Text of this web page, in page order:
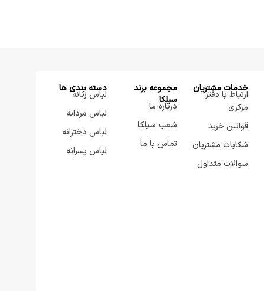
خدمات مشتریان
ارتباط با دفتر
مرکزی
قوانین خرید
شکایات مشتریان
سوالات متداول
مجموعه برند
سيلكا
درباره ما
شعب سیلکا
تماس با ما
دسته بندی ها
لباس زنانه
لباس مردانه
لباس دخترانه
لباس پسرانه